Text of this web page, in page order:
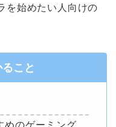
を始めたい人向けの
こと
めのゲーミング